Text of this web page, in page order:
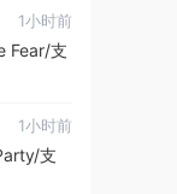
1小时前
Fear/支
1小时前
支